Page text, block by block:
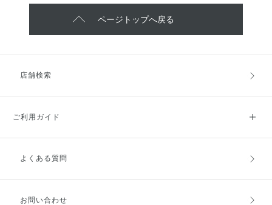
ページトップへ戻る
店舗検索
ご利用ガイド
ご利用ガイドトップ
お支払方法
よくある質問
お問い合わせ